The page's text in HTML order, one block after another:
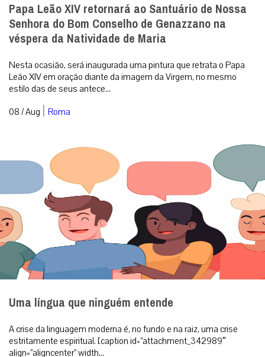
estilo das de seus antece...
08 / Aug|Roma
Uma língua que ninguém entende
A crise da linguagem moderna é, no fundo e na raiz, uma crise
estritamente espiritual. [caption id=”attachment_342989″
align=”aligncenter” width...